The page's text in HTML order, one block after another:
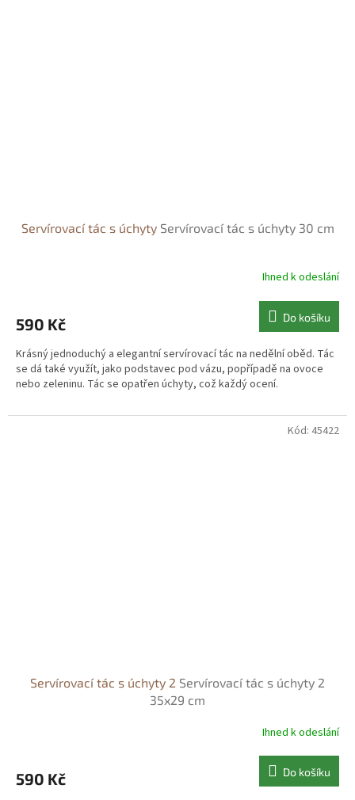
Servírovací tác s úchyty Servírovací tác s úchyty 30 cm
Ihned k odeslání
590 Kč Do košíku
Krásný jednoduchý a elegantní servírovací tác na nedělní oběd. Tác
se dá také využít, jako podstavec pod vázu, popřípadě na ovoce
nebo zeleninu. Tác se opatřen úchyty, což každý ocení.
Servírovací tác s úchyty 2 Servírovací tác s úchyty 2
35x29 cm
Ihned k odeslání
590 Kč Do košíku
Kód: 45422